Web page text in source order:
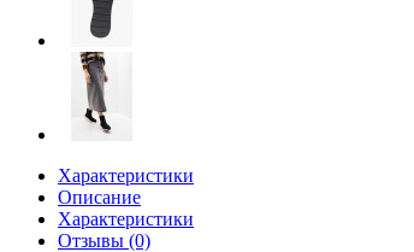
Характеристики
Описание
Характеристики
Отзывы (0)